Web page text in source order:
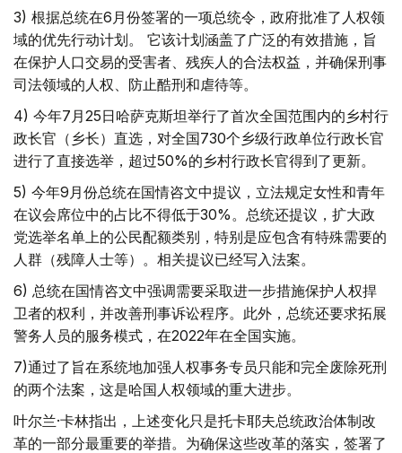
3) 根据总统在6月份签署的一项总统令，政府批准了人权领
域的优先行动计划。 它该计划涵盖了广泛的有效措施，旨
在保护人口交易的受害者、残疾人的合法权益，并确保刑事
司法领域的人权、防止酷刑和虐待等。
4) 今年7月25日哈萨克斯坦举行了首次全国范围内的乡村行
政长官（乡长）直选，对全国730个乡级行政单位行政长官
进行了直接选举，超过50%的乡村行政长官得到了更新。
5) 今年9月份总统在国情咨文中提议，立法规定女性和青年
在议会席位中的占比不得低于30%。总统还提议，扩大政
党选举名单上的公民配额类别，特别是应包含有特殊需要的
人群（残障人士等）。相关提议已经写入法案。
6) 总统在国情咨文中强调需要采取进一步措施保护人权捍
卫者的权利，并改善刑事诉讼程序。此外，总统还要求拓展
警务人员的服务模式，在2022年在全国实施。
7)通过了旨在系统地加强人权事务专员只能和完全废除死刑
的两个法案，这是哈国人权领域的重大进步。
叶尔兰·卡林指出，上述变化只是托卡耶夫总统政治体制改
革的一部分最重要的举措。为确保这些改革的落实，签署了